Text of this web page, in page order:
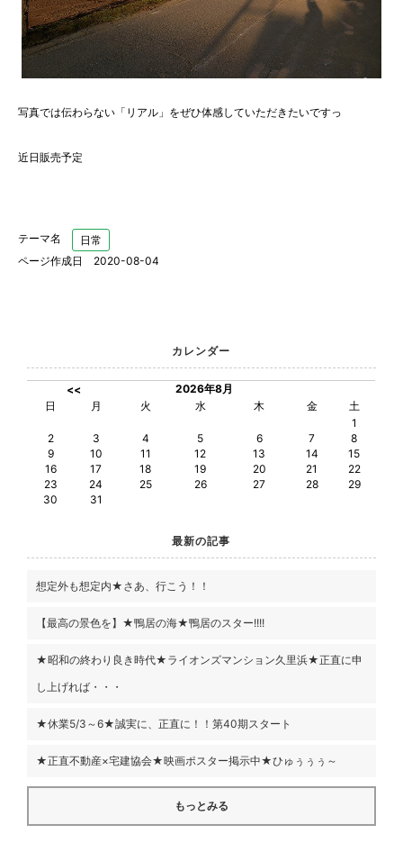
写真では伝わらない「リアル」をぜひ体感していただきたいですっ
近日販売予定
テーマ名
日常
ページ作成日 2020-08-04
カレンダー
<<
2026年8月
日
月 火 水 木 金
土
1
2
3 4 5 6 7
8
9
10 11 12 13 14
15
16
17 18 19 20 21
22
23
24 25 26 27 28
29
30
31
最新の記事
想定外も想定内★さあ、行こう！！
【最高の景色を】★鴨居の海★鴨居のスター!!!!
★昭和の終わり良き時代★ライオンズマンション久里浜★正直に申
し上げれば・・・
★休業5/3～6★誠実に、正直に！！第40期スタート
★正直不動産×宅建協会★映画ポスター掲示中★ひゅぅぅぅ～
もっとみる